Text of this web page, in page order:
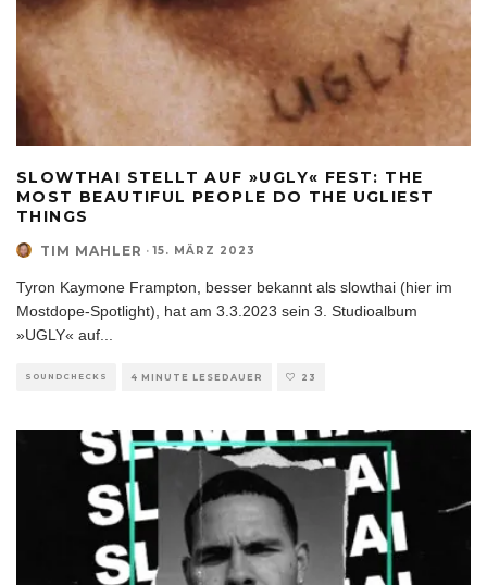
SLOWTHAI STELLT AUF »UGLY« FEST: THE
MOST BEAUTIFUL PEOPLE DO THE UGLIEST
THINGS
TIM MAHLER · 15. MÄRZ 2023
Tyron Kaymone Frampton, besser bekannt als slowthai (hier im
Mostdope-Spotlight), hat am 3.3.2023 sein 3. Studioalbum
»UGLY« auf
SOUNDCHECKS 4 MINUTE LESEDAUER 23